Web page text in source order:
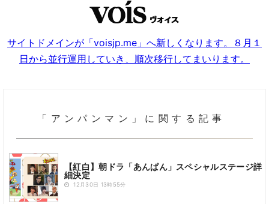
サイトドメインが「voisjp.me」へ新しくなります。８月１
日から並行運用していき、順次移行してまいります。
「アンパンマン」に関する記事
【紅白】朝ドラ「あんぱん」スペシャルステージ詳
細決定
12月30日 13時55分